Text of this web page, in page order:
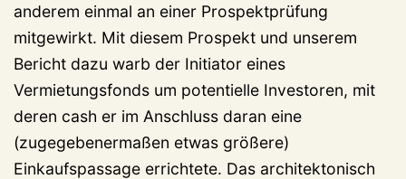
anderem einmal an einer Prospektprüfung
mitgewirkt. Mit diesem Prospekt und unserem
Bericht dazu warb der Initiator eines
Vermietungsfonds um potentielle Investoren, mit
deren cash er im Anschluss daran eine
(zugegebenermaßen etwas größere)
Einkaufspassage errichtete. Das architektonisch